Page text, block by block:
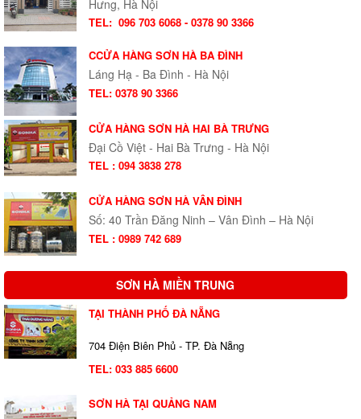
Hưng, Hà Nội
TEL: 096 703 6068 - 0378 90 3366
CCỬA HÀNG SƠN HÀ BA ĐÌNH
Láng Hạ - Ba Đình - Hà Nội
TEL: 0378 90 3366
CỬA HÀNG SƠN HÀ HAI BÀ TRƯNG
Đại Cồ Việt - Hai Bà Trưng - Hà Nội
TEL : 094 3838 278
CỬA HÀNG SƠN HÀ VÂN ĐÌNH
Số: 40 Trần Đăng Ninh – Vân Đình – Hà Nội
TEL : 0989 742 689
SƠN HÀ MIỀN TRUNG
TẠI THÀNH PHỐ ĐÀ NẴNG
704 Điện Biên Phủ - TP. Đà Nẵng
TEL: 033 885 6600
SƠN HÀ TẠI QUẢNG NAM